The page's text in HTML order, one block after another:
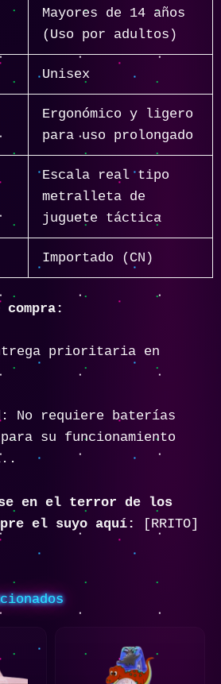
Mayores de 14 años
(Uso por adultos)
Unisex
Ergonómico y ligero
para uso prolongado
Escala real tipo
metralleta de
juguete táctica
Importado (CN)
prioritaria en
: No requiere baterías
su funcionamiento
en el terror de los
el suyo aquí:
[RRITO]